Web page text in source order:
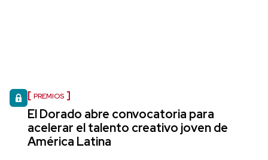
PREMIOS
El Dorado abre convocatoria para
acelerar el talento creativo joven de
América Latina